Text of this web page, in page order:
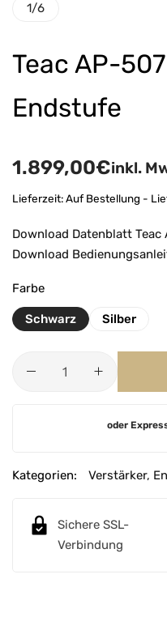
1/6
Teac AP-
Endstufe
1.899,00€inkl.
Lieferzeit:Auf Bestellung -
Download Datenblatt Teac
Download
Farbe
Schwarz Silber
e
oder
Kategorien: Verstärker,
Sichere SSL-
Verbindung